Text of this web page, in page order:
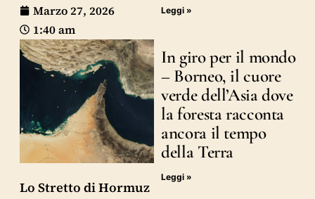
Marzo 27, 2026
1:40 am
Lo Stretto di Hormuz
Leggi »
In giro per il mondo
– Borneo, il cuore
verde dell’Asia dove
la foresta racconta
ancora il tempo
della Terra
Leggi »